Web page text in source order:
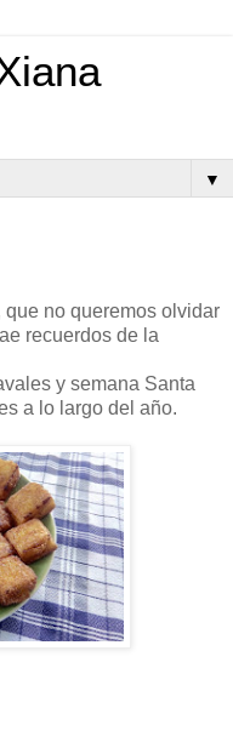
▼
no queremos olvidar
recuerdos de la
y semana Santa
a lo largo del año.